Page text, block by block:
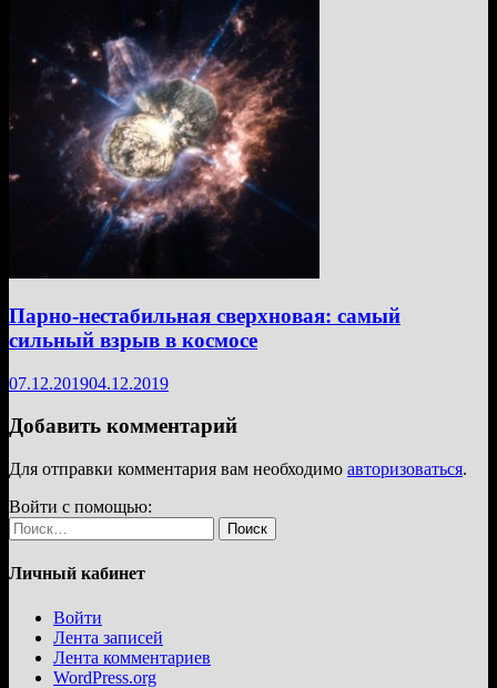
Парно-нестабильная сверхновая: самый
сильный взрыв в космосе
07.12.201904.12.2019
Добавить комментарий
Для отправки комментария вам необходимо авторизоваться.
Войти с помощью:
Найти:
Личный кабинет
Войти
Лента записей
Лента комментариев
WordPress.org